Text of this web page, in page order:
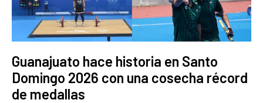
Guanajuato hace historia en Santo
Domingo 2026 con una cosecha récord
de medallas